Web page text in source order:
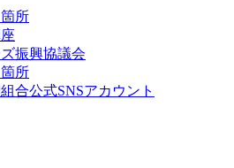
所
振興協議会
所
合公式SNSアカウント